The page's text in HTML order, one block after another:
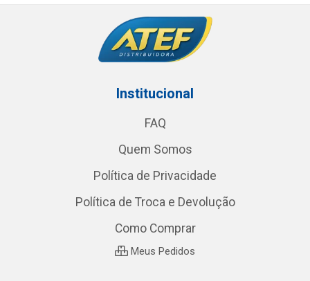
Institucional
FAQ
Quem Somos
Política de Privacidade
Política de Troca e Devolução
Como Comprar
Meus Pedidos